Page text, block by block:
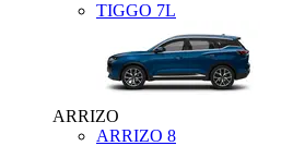
TIGGO 7L
ARRIZO
ARRIZO 8